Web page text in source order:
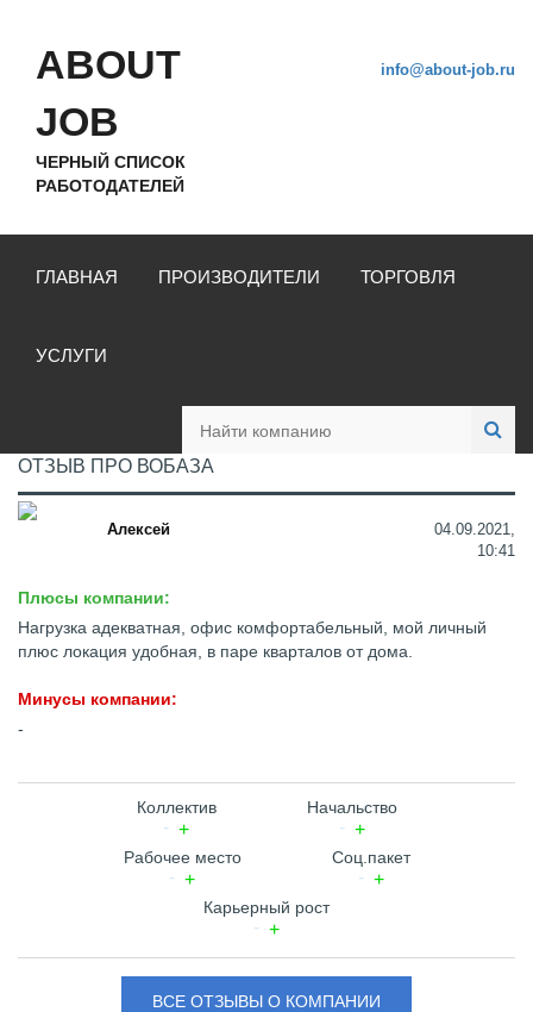
ABOUT
JOB
ЧЕРНЫЙ СПИСОК
РАБОТОДАТЕЛЕЙ
info@about-job.ru
ГЛАВНАЯ ПРОИЗВОДИТЕЛИ ТОРГОВЛЯ
УСЛУГИ
ОТЗЫВ ПРО ВОБАЗА
Алексей
04.09.2021,
10:41
Плюсы компании:
Нагрузка адекватная, офис комфортабельный, мой личный
плюс локация удобная, в паре кварталов от дома.
Минусы компании:
-
Коллектив Начальство
Рабочее место Соц.пакет
Карьерный рост
ВСЕ ОТЗЫВЫ О КОМПАНИИ